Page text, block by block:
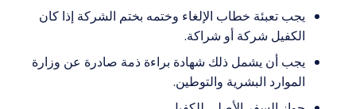
يجب تعبئة خطاب الإلغاء وختمه بختم الشركة إذا كان
الكفيل شركة أو شراكة.
يجب أن يشمل ذلك شهادة براءة ذمة صادرة عن وزارة
الموارد البشرية والتوطين.